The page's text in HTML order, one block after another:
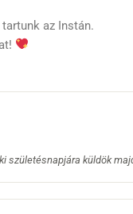
az Instán.
születésnapjára küldök